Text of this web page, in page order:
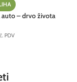
auto – drvo života
PDV